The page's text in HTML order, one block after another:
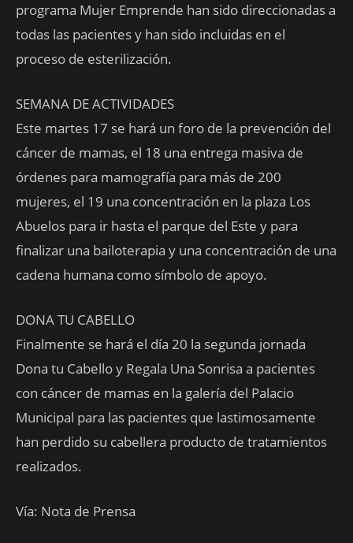
programa Mujer Emprende han sido direccionadas a
todas las pacientes y han sido incluidas en el
proceso de esterilización.
SEMANA DE ACTIVIDADES
Este martes 17 se hará un foro de la prevención del
cáncer de mamas, el 18 una entrega masiva de
órdenes para mamografía para más de 200
mujeres, el 19 una concentración en la plaza Los
Abuelos para ir hasta el parque del Este y para
finalizar una bailoterapia y una concentración de una
cadena humana como símbolo de apoyo.
DONA TU CABELLO
Finalmente se hará el día 20 la segunda jornada
Dona tu Cabello y Regala Una Sonrisa a pacientes
con cáncer de mamas en la galería del Palacio
Municipal para las pacientes que lastimosamente
han perdido su cabellera producto de tratamientos
realizados.
Vía: Nota de Prensa